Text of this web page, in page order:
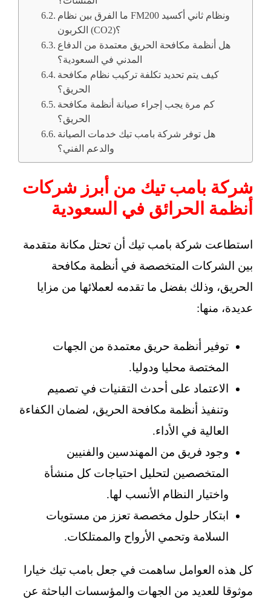
ما الفرق بين نظام FM200 ونظام ثاني أكسيد
الكربون (CO2)؟
هل أنظمة مكافحة الحريق معتمدة من الدفاع
المدني في السعودية؟
كيف يتم تحديد تكلفة تركيب نظام مكافحة
الحريق؟
كم مرة يجب إجراء صيانة أنظمة مكافحة
الحريق؟
هل توفر شركة بامب تيك خدمات الصيانة
والدعم الفني؟
شركة بامب تيك من أبرز شركات
أنظمة الحرائق في السعودية
استطاعت شركة بامب تيك أن تحتل مكانة متقدمة
بين الشركات المتخصصة في أنظمة مكافحة
الحريق، وذلك بفضل ما تقدمه لعملائها من مزايا
عديدة، منها:
توفير أنظمة حريق معتمدة من الجهات
المختصة محليا ودوليا.
الاعتماد على أحدث التقنيات في تصميم
وتنفيذ أنظمة مكافحة الحريق، لضمان الكفاءة
العالية في الأداء.
وجود فريق من المهندسين والفنيين
المتخصصين لتحليل احتياجات كل منشأة
واختيار النظام الأنسب لها.
ابتكار حلول مخصصة تعزز من مستويات
السلامة وتحمي الأرواح والممتلكات.
كل هذه العوامل ساهمت في جعل بامب تيك خيارا
موثوقا للعديد من الجهات والمؤسسات الباحثة عن